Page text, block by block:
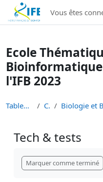
Institut Français de
Passer au contenu principal
Vous êtes
Ecole
l'IFB 2023
Tableau de bord Cours
Tech & tests
Marquer comme terminé